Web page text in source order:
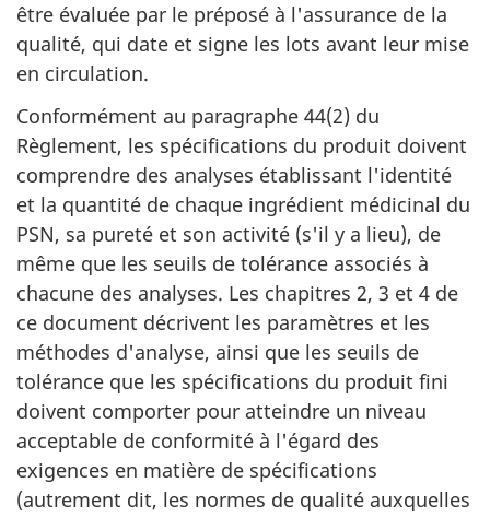
être évaluée par le préposé à l'assurance de la
qualité, qui date et signe les lots avant leur mise
en circulation.
Conformément au paragraphe 44(2) du
Règlement, les spécifications du produit doivent
comprendre des analyses établissant l'identité
et la quantité de chaque ingrédient médicinal du
PSN, sa pureté et son activité (s'il y a lieu), de
même que les seuils de tolérance associés à
chacune des analyses. Les chapitres 2, 3 et 4 de
ce document décrivent les paramètres et les
méthodes d'analyse, ainsi que les seuils de
tolérance que les spécifications du produit fini
doivent comporter pour atteindre un niveau
acceptable de conformité à l'égard des
exigences en matière de spécifications
(autrement dit, les normes de qualité auxquelles